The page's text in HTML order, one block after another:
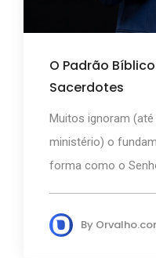
O Padrão
Sacerdotes
Muitos ignoram
ministério) o
forma como o
By